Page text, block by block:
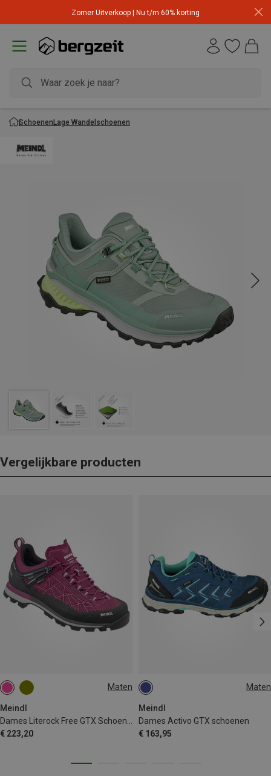
Zomer Uitverkoop | Nu t/m 60% korting
SchoenenLage Wandelschoenen
Vergelijkbare producten
Maten
Meindl
€ 223,20
Maten
Meindl
Dames Activo GTX schoenen
€ 163,95